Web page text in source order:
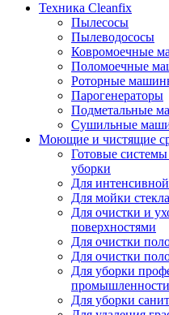
Техника Cleanfix
Пылесосы
Пылеводососы
Ковромоечные
Поломоечные
Роторные
Парогенераторы
Подметальные
Сушильные
Моющие и чистящие
Готовые
уборки
Для
Для мойки стекла
Для очистки и
поверхностями
Для очистки
Для очистки
Для уборки
промышленности
Для уборки